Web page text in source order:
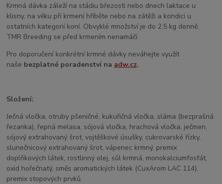
Krmná dávka záleží na stádiu březosti nebo dnech laktace u
klisny, na věku při krmení hříběte nebo na zátěži a kondici u
ostatních kategorií koní. Obvyklé množství je do 2,5 kg denně.
TMR Breeding se před krmením nenamáčí.
Pro doporučení konkrétní krmné dávky neváhejte využít
naše bezplatné poradenství na adw.cz.
Složení:
Ječná vločka, otruby pšeničné, kukuřičná vločka, sláma (bezprašná
řezanka), řepná melasa, sójová vločka, hrachová vločka, ječmen,
sójový extrahovaný šrot, vojtěškové úsušky, cukrovarské řízky,
slunečnicový extrahovaný šrot, vápenec krmný, premix
doplňkových látek, rostlinný olej, sůl krmná, monokalciumfosfát,
oxid hořečnatý, směs aromatických látek (CuxArom LAC 114),
premix stopových prvků.